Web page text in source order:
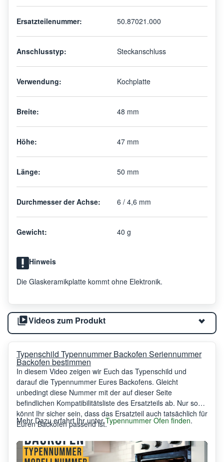
Ersatzteilenummer: 50.87021.000
Anschlusstyp: Steckanschluss
Verwendung: Kochplatte
Breite: 48 mm
Höhe: 47 mm
Länge: 50 mm
Durchmesser der Achse: 6 / 4,6 mm
Gewicht: 40 g
Hinweis
Die Glaskeramikplatte kommt ohne Elektronik.
Videos zum Produkt
Typenschild Typennummer Backofen Seriennummer
Backofen bestimmen
In diesem Video zeigen wir Euch das Typenschild und
darauf die Typennummer Eures Backofens. Gleicht
unbedingt diese Nummer mit der auf dieser Seite
befindlichen Kompatibilitätsliste des Ersatzteils ab. Nur so
könnt Ihr sicher sein, dass das Ersatzteil auch tatsächlich für
Euren Backofen passend ist.
Mehr Dazu erfahrt Ihr unterTypennummer Ofen finden.